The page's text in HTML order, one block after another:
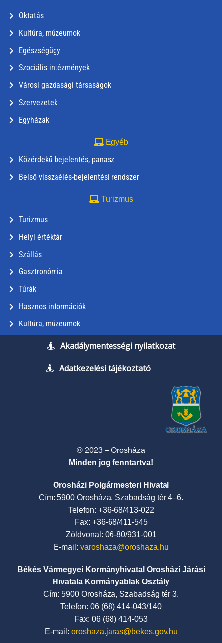
Oktatás
Kultúra, múzeumok
Egészségügy
Szociális intézmények
Városi gazdasági társaságok
Szervezetek
Egyházak
Egyéb
Közérdekű bejelentés, panasz
Belső visszaélés-bejelentési rendszer
Turizmus
Turizmus
Helyi értéktár
Szállás
Gasztronómia
Túrák
Hasznos információk
Kultúra, múzeumok
Akadálymentességi nyilatkozat
Adatkezelési tájékoztató
© 2023 – Orosháza
Minden jog fenntartva!
Orosházi Polgármesteri Hivatal
Cím: 5900 Orosháza, Szabadság tér 4–6.
Telefon: +36-68/413-022
Fax: +36-68/411-545
Zöldvonal: 06-80/931-001
E-mail: varoshaza@oroshaza.hu
Békés Vármegyei Kormányhivatal Orosházi Járási
Hivatala Kormányablak Osztály
Cím: 5900 Orosháza, Szabadság tér 3.
Telefon: 06 (68) 414-043/140
Fax: 06 (68) 414-053
E-mail: oroshaza.jaras@bekes.gov.hu